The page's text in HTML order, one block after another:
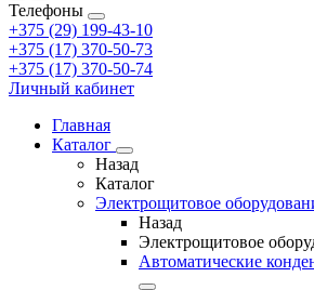
Телефоны
+375 (29) 199-43-10
+375 (17) 370-50-73
+375 (17) 370-50-74
Личный кабинет
Главная
Каталог
Назад
Каталог
Электрощитовое
Назад
Электрощитовое
Автоматические